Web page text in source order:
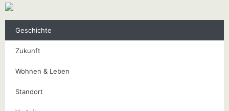
Geschichte
Zukunft
Wohnen & Leben
Standort